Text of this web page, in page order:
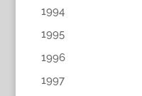
1994
1995
1996
1997